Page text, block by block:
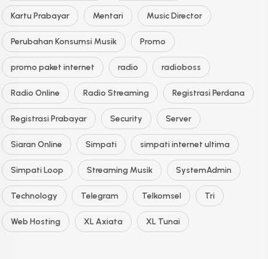
Kartu Prabayar Mentari Music Director
Perubahan Konsumsi Musik Promo
promo paket internet radio radioboss
Radio Online Radio Streaming Registrasi Perdana
Registrasi Prabayar Security Server
Siaran Online Simpati simpati internet ultima
Simpati Loop Streaming Musik SystemAdmin
Technology Telegram Telkomsel Tri
Web Hosting XL Axiata XL Tunai